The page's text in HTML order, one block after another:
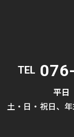
TEL
平日
土・日・祝日、